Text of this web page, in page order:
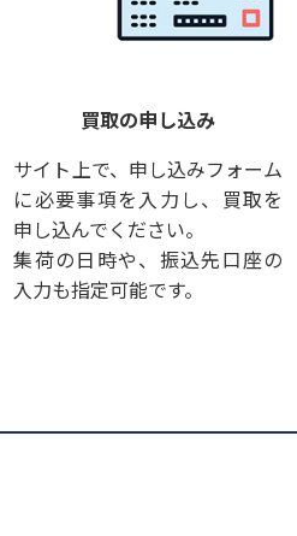
買取の申し込み
サイト上で、申し込みフォーム
に必要事項を入力し、買取を
申し込んでください。
集荷の日時や、振込先口座の
入力も指定可能です。